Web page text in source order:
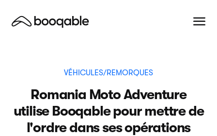
VÉHICULES/REMORQUES
Romania Moto Adventure
utilise Booqable pour mettre de
l'ordre dans ses opérations